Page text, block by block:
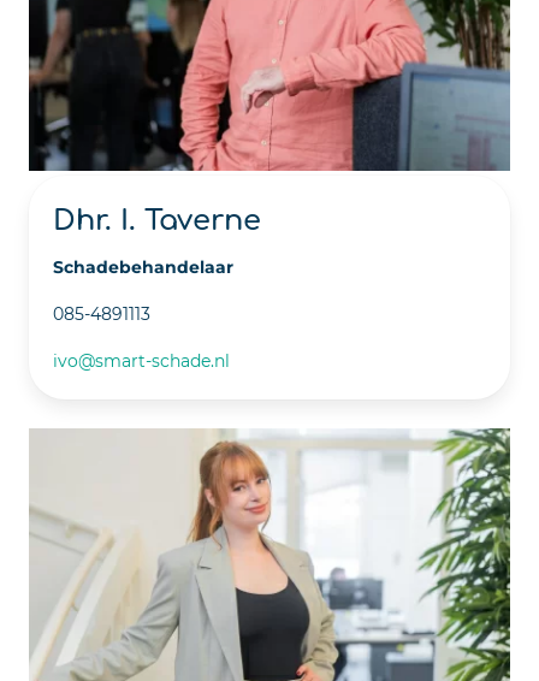
Dhr. I. Taverne
Schadebehandelaar
085-4891113
ivo@smart-schade.nl